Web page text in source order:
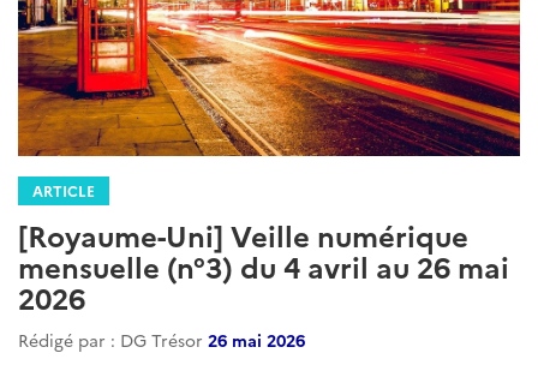
ARTICLE
[Royaume-Uni] Veille numérique
mensuelle (n°3) du 4 avril au 26 mai
2026
Rédigé par : DG Trésor 26 mai 2026